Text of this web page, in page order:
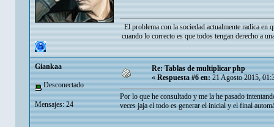
El problema con la sociedad actualmente radica en
cuando lo correcto es que todos tengan derecho a
Giankaa
Desconectado
Mensajes: 24
Re: Tablas de multiplicar php
«Respuesta #6 en:21 Agosto 2015,
Por lo que he consultado y me la he pasado
veces jaja el todo es generar el inicial y el final